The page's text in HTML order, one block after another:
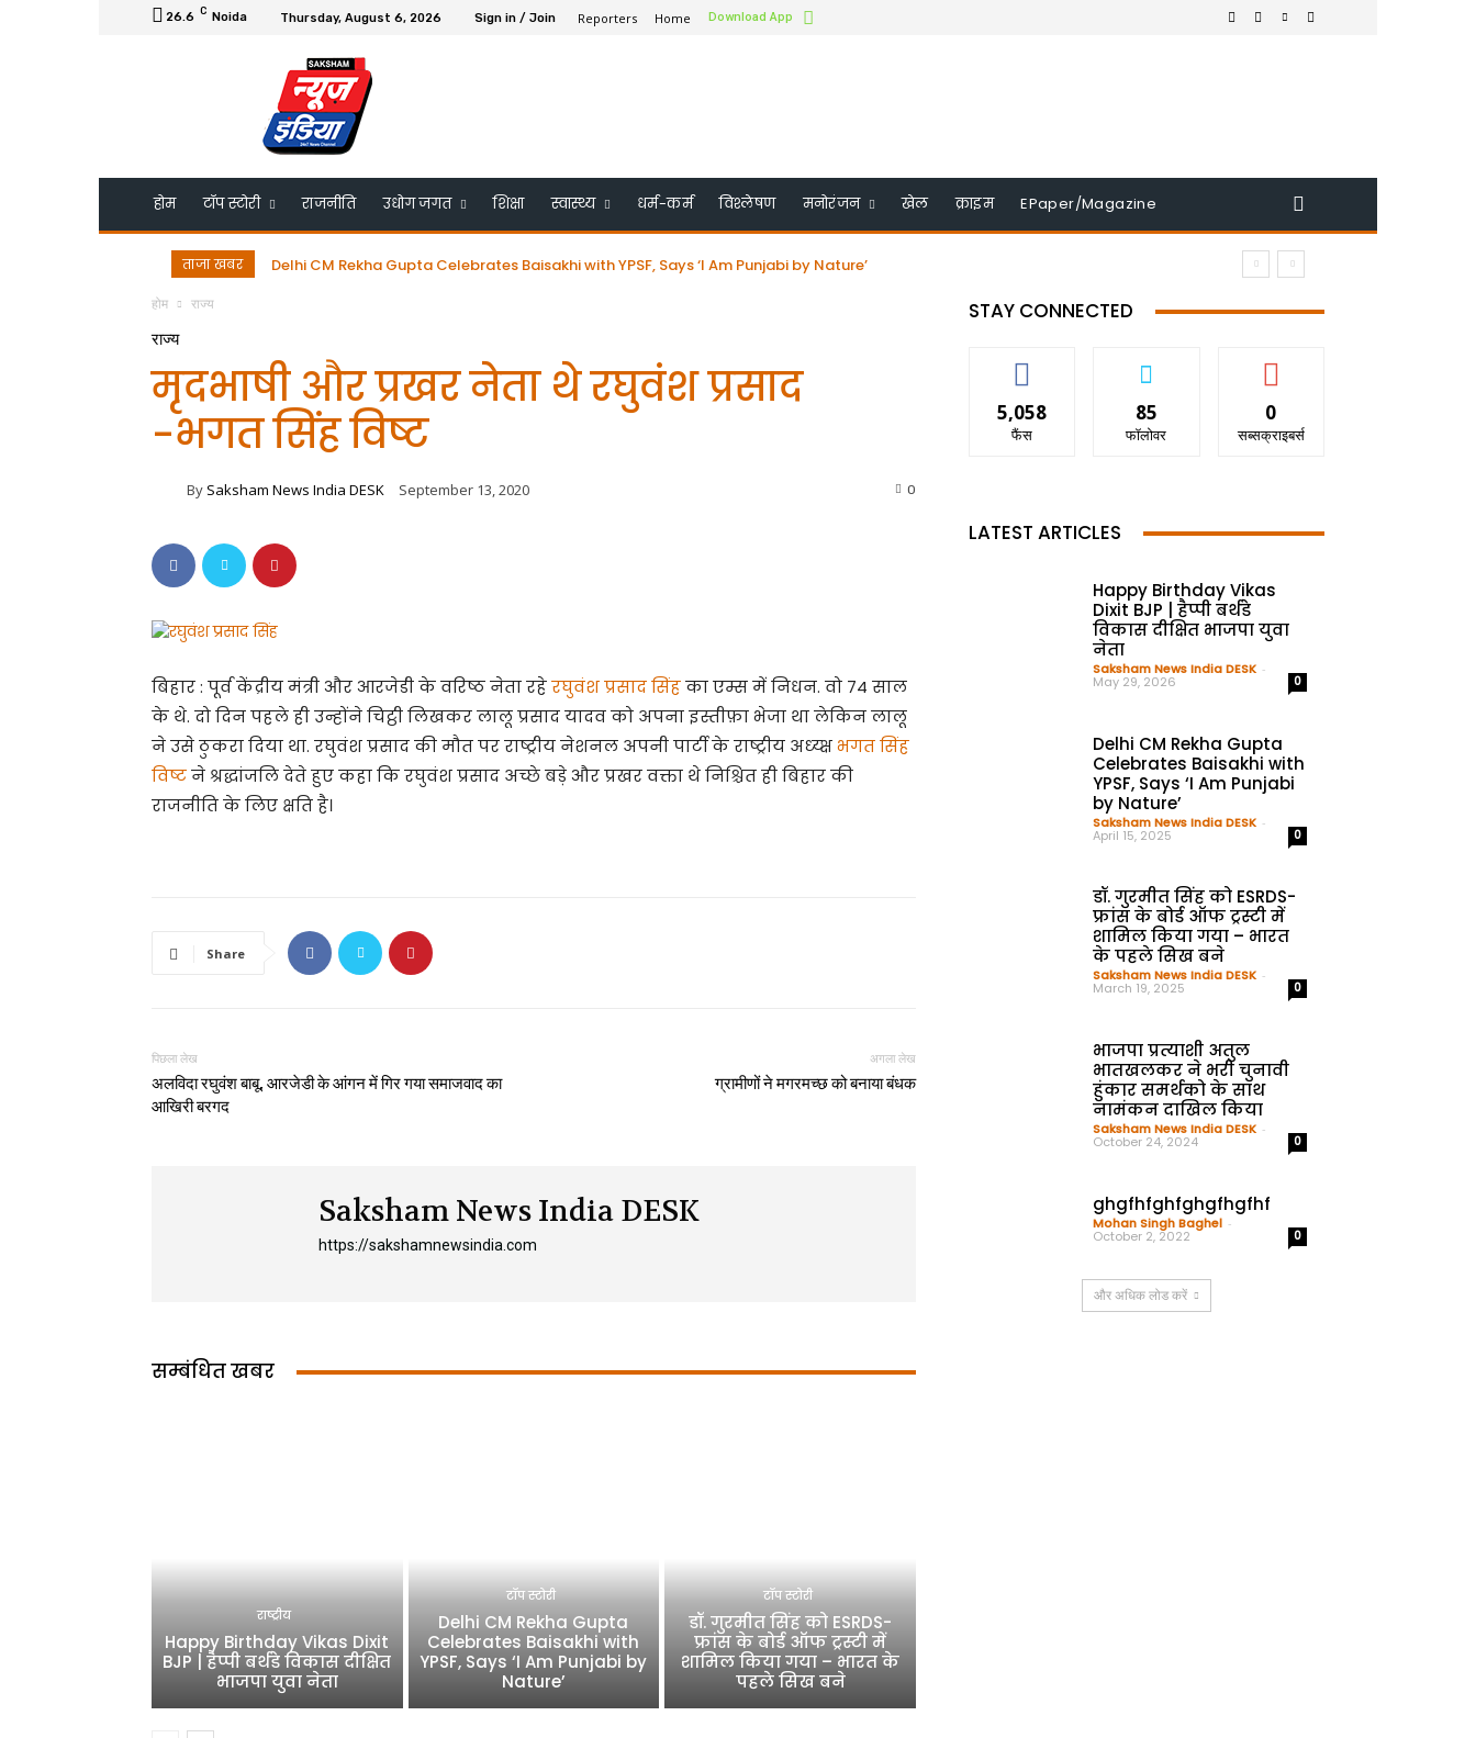
26.6 C Noida Thursday, August 6, 2026 Sign in / Join Reporters Home Download App
होम टॉप स्टोरी राजनीति उधोग जगत शिक्षा स्वास्थ्य धर्म-कर्म विश्लेषण मनोरंजन खेल क्राइम EPaper/Magazine
ताजा खबर Delhi CM Rekha Gupta Celebrates Baisakhi with YPSF, Says ‘I Am Punjabi by Nature’
डॉ. गुरमीत सिंह को ESRDS-फ्रांस के बोर्ड ऑफ ट्रस्टी में शामिल किया गया – भारत के पहले सिख बने
होम राज्य
राज्य
मृदभाषी और प्रखर नेता थे रघुवंश प्रसाद
-भगत सिंह विष्ट
By Saksham News India DESK September 13, 2020 0
बिहार : पूर्व केंद्रीय मंत्री और आरजेडी के वरिष्ठ नेता रहेरघुवंश प्रसाद सिंहका एम्स में निधन. वो 74 साल
के थे. दो दिन पहले ही उन्होंने चिट्ठी लिखकर लालू प्रसाद यादव को अपना इस्तीफ़ा भेजा था लेकिन लालू
ने उसे ठुकरा दिया था. रघुवंश प्रसाद की मौत पर राष्ट्रीय नेशनल अपनी पार्टी के राष्ट्रीय अध्य्क्षभगत सिंह
विष्टने श्रद्धांजलि देते हुए कहा कि रघुवंश प्रसाद अच्छे बड़े और प्रखर वक्ता थे निश्चित ही बिहार की
राजनीति के लिए क्षति है।
Share
पिछला लेख
अलविदा रघुवंश बाबू, आरजेडी के आंगन में गिर गया समाजवाद का
आखिरी बरगद
अगला लेख
ग्रामीणों ने मगरमच्छ को बनाया बंधक
Saksham News India DESK
https://sakshamnewsindia.com
सम्बंधित खबर
राष्ट्रीय
Happy Birthday Vikas Dixit
BJP | हैप्पी बर्थडे विकास दीक्षित
भाजपा युवा नेता
टॉप स्टोरी
Delhi CM Rekha Gupta
Celebrates Baisakhi with
YPSF, Says ‘I Am Punjabi by
Nature’
टॉप स्टोरी
डॉ. गुरमीत सिंह को ESRDS-
फ्रांस के बोर्ड ऑफ ट्रस्टी में
शामिल किया गया – भारत के
पहले सिख बने
STAY CONNECTED
5,058
फैंस
85
फॉलोवर
0
सब्सक्राइबर्स
LATEST ARTICLES
Happy Birthday Vikas
Dixit BJP | हैप्पी बर्थडे
विकास दीक्षित भाजपा युवा
नेता
Saksham News India DESK -
May 29, 2026 0
Delhi CM Rekha Gupta
Celebrates Baisakhi with
YPSF, Says ‘I Am Punjabi
by Nature’
Saksham News India DESK -
April 15, 2025 0
डॉ. गुरमीत सिंह को ESRDS-
फ्रांस के बोर्ड ऑफ ट्रस्टी में
शामिल किया गया – भारत
के पहले सिख बने
Saksham News India DESK -
March 19, 2025 0
भाजपा प्रत्याशी अतुल
भातखलकर ने भरी चुनावी
हुंकार समर्थको के साथ
नामंकन दाखिल किया
Saksham News India DESK -
October 24, 2024 0
ghgfhfghfghgfhgfhf
Mohan Singh Baghel -
October 2, 2022 0
और अधिक लोड करें